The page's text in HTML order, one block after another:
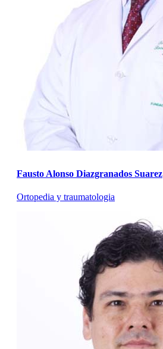
Fausto Alonso Diazgranados Suarez
Ortopedia y traumatologia